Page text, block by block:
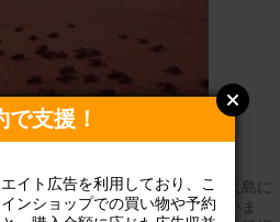
メの北太平洋最大の産卵地、屋久島に
態調査・保護、啓発活動をしていま
支援！
イト広告を利用しており、こ
ンショップでの買い物や予約